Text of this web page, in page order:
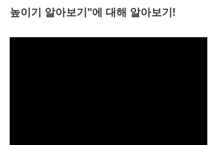
높이기 알아보기"에 대해 알아보기!